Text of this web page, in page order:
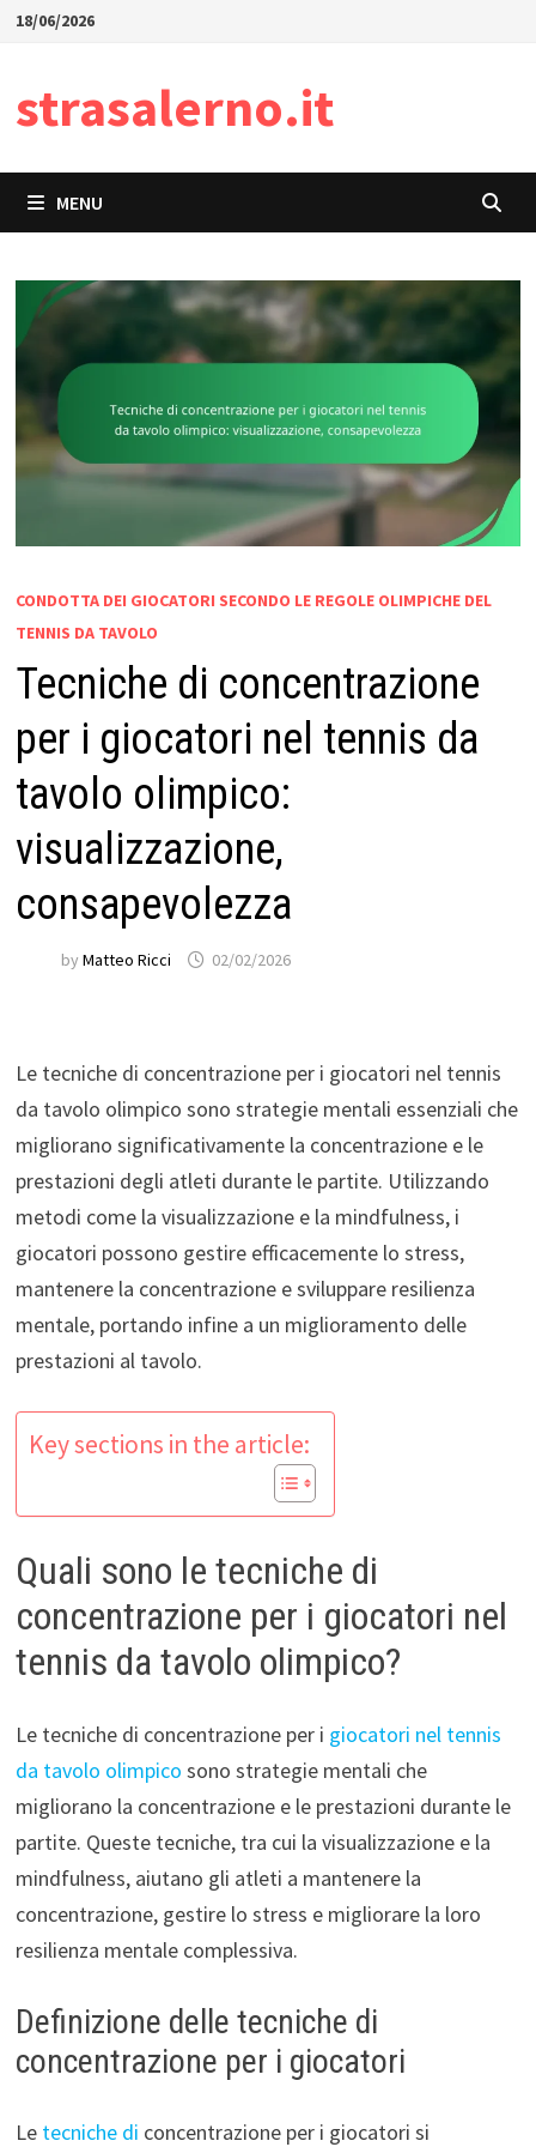
Skip18/06/2026
strasalerno.it
MENU
CONDOTTA DEI GIOCATORI SECONDO LE REGOLE OLIMPICHE DEL
TENNIS DA TAVOLO
Tecniche di concentrazione
per i giocatori nel tennis da
tavolo olimpico:
visualizzazione,
consapevolezza
by Matteo Ricci 02/02/2026
Le tecniche di concentrazione per i giocatori nel tennis
da tavolo olimpico sono strategie mentali essenziali che
migliorano significativamente la concentrazione e le
prestazioni degli atleti durante le partite. Utilizzando
metodi come la visualizzazione e la mindfulness, i
giocatori possono gestire efficacemente lo stress,
mantenere la concentrazione e sviluppare resilienza
mentale, portando infine a un miglioramento delle
prestazioni al tavolo.
Key sections in the article:
Quali sono le tecniche di
concentrazione per i giocatori nel
tennis da tavolo olimpico?
Le tecniche di concentrazione per i giocatori nel tennis
da tavolo olimpico sono strategie mentali che
migliorano la concentrazione e le prestazioni durante le
partite. Queste tecniche, tra cui la visualizzazione e la
mindfulness, aiutano gli atleti a mantenere la
concentrazione, gestire lo stress e migliorare la loro
resilienza mentale complessiva.
Definizione delle tecniche di
concentrazione per i giocatori
Le tecniche di concentrazione per i giocatori si